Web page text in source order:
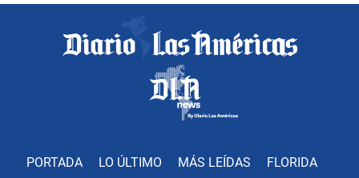
PORTADA LO ÚLTIMO MÁS LEÍDAS FLORIDA